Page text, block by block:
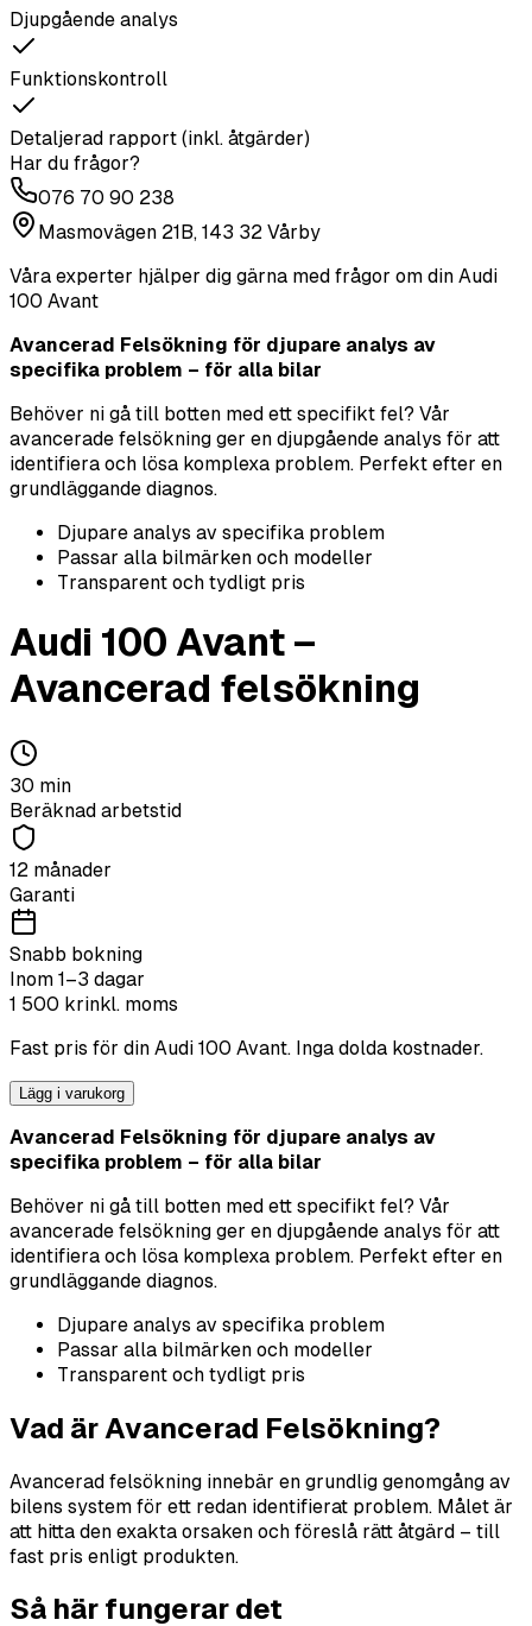
Djupgående analys
Funktionskontroll
Detaljerad rapport (inkl. åtgärder)
Har du frågor?
076 70 90 238
Masmovägen 21B, 143 32 Vårby
Våra experter hjälper dig gärna med frågor om din Audi
100 Avant
Avancerad Felsökning för djupare analys av
specifika problem – för alla bilar
Behöver ni gå till botten med ett specifikt fel? Vår
avancerade felsökning ger en djupgående analys för att
identifiera och lösa komplexa problem. Perfekt efter en
grundläggande diagnos.
Djupare analys av specifika problem
Passar alla bilmärken och modeller
Transparent och tydligt pris
Audi 100 Avant –
Avancerad felsökning
30 min
Beräknad arbetstid
12 månader
Garanti
Snabb bokning
Inom 1–3 dagar
1 500 krinkl. moms
Fast pris för din Audi 100 Avant. Inga dolda kostnader.
Lägg i varukorg
Avancerad Felsökning för djupare analys av
specifika problem – för alla bilar
Behöver ni gå till botten med ett specifikt fel? Vår
avancerade felsökning ger en djupgående analys för att
identifiera och lösa komplexa problem. Perfekt efter en
grundläggande diagnos.
Djupare analys av specifika problem
Passar alla bilmärken och modeller
Transparent och tydligt pris
Vad är Avancerad Felsökning?
Avancerad felsökning innebär en grundlig genomgång av
bilens system för ett redan identifierat problem. Målet är
att hitta den exakta orsaken och föreslå rätt åtgärd – till
fast pris enligt produkten.
Så här fungerar det